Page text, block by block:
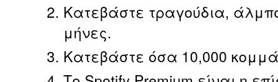
Κατεβάστε τραγούδια,
μήνες.
Κατεβάστε όσα 10,000